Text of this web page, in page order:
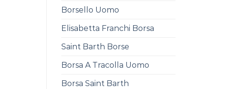
Borsello Uomo
Elisabetta Franchi Borsa
Saint Barth Borse
Borsa A Tracolla Uomo
Borsa Saint Barth